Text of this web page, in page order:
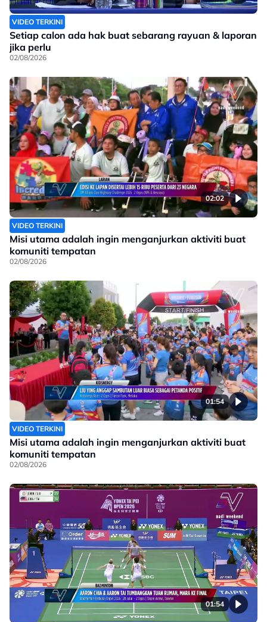
VIDEO TERKINI
Setiap calon ada hak buat sebarang rayuan & laporan
jika perlu
02/08/2026
02:02
VIDEO TERKINI
Misi utama adalah ingin menganjurkan aktiviti buat
komuniti tempatan
02/08/2026
01:54
VIDEO TERKINI
Misi utama adalah ingin menganjurkan aktiviti buat
komuniti tempatan
02/08/2026
01:54